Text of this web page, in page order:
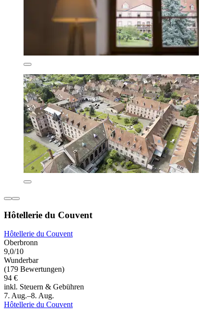
Hôtellerie du Couvent
Hôtellerie du Couvent
Oberbronn
9,0/10
Wunderbar
(179 Bewertungen)
94 €
inkl. Steuern & Gebühren
7. Aug.–8. Aug.
Hôtellerie du Couvent